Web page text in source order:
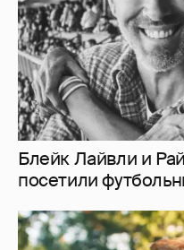
Блейк Лайвли и
посетили